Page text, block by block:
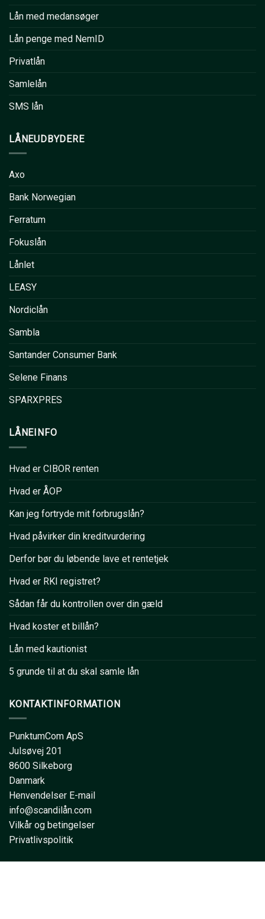
Lån med medansøger
Lån penge med NemID
Privatlån
Samlelån
SMS lån
LÅNEUDBYDERE
Axo
Bank Norwegian
Ferratum
Fokuslån
Lånlet
LEASY
Nordiclån
Sambla
Santander Consumer Bank
Selene Finans
SPARXPRES
LÅNEINFO
Hvad er CIBOR renten
Hvad er ÅOP
Kan jeg fortryde mit forbrugslån?
Hvad påvirker din kreditvurdering
Derfor bør du løbende lave et rentetjek
Hvad er RKI registret?
Sådan får du kontrollen over din gæld
Hvad koster et billån?
Lån med kautionist
5 grunde til at du skal samle lån
KONTAKTINFORMATION
PunktumCom ApS
Julsøvej 201
8600 Silkeborg
Danmark
Henvendelser E-mail
info@scandilån.com
Vilkår og betingelser
Privatlivspolitik